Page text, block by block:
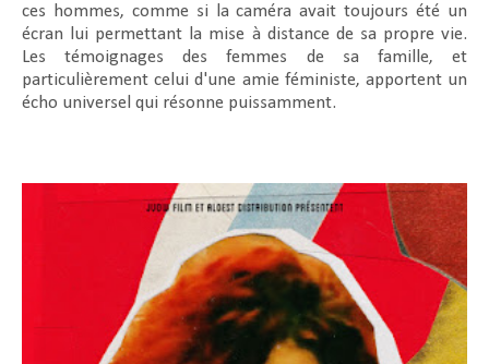
ces hommes, comme si la caméra avait toujours été un
écran lui permettant la mise à distance de sa propre vie.
Les témoignages des femmes de sa famille, et
particulièrement celui d'une amie féministe, apportent un
écho universel qui résonne puissamment.